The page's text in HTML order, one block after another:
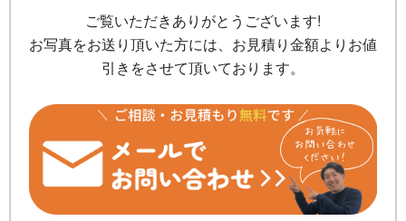
ご覧いただきありがとうございます!
お写真をお送り頂いた方には、お見積り金額よりお値
引きをさせて頂いております。